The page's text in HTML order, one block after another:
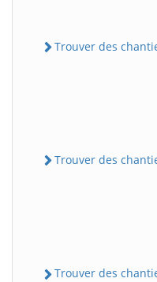
Trouver des
Trouver des
Trouver des